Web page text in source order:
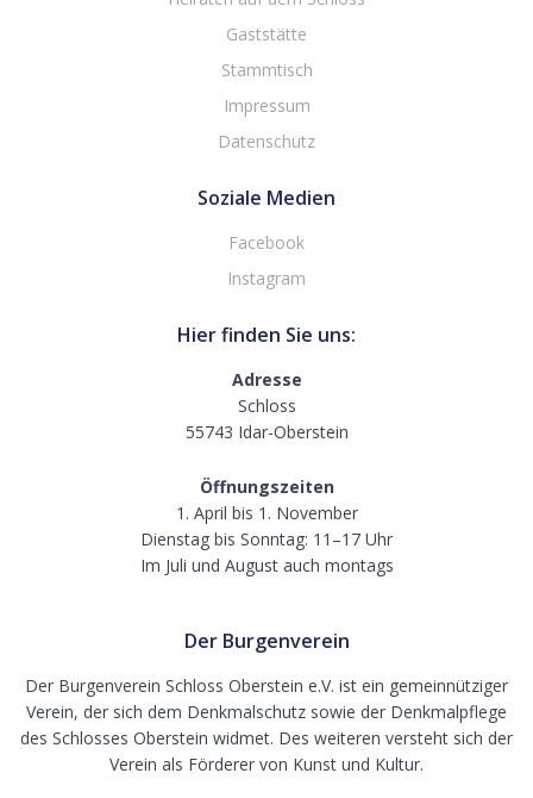
Gaststätte
Stammtisch
Impressum
Datenschutz
Soziale Medien
Facebook
Instagram
Hier finden Sie uns:
Adresse
Schloss
55743 Idar-Oberstein
Öffnungszeiten
1. April bis 1. November
Dienstag bis Sonntag: 11–17 Uhr
Im Juli und August auch montags
Der Burgenverein
Der Burgenverein Schloss Oberstein e.V. ist ein gemeinnütziger
Verein, der sich dem Denkmalschutz sowie der Denkmalpflege
des Schlosses Oberstein widmet. Des weiteren versteht sich der
Verein als Förderer von Kunst und Kultur.